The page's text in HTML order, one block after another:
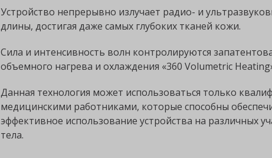
Устройство непрерывно излучает радио- и
длины, достигая даже самых глубоких тканей кожи.
Сила и интенсивность волн контролируются
объемного нагрева и охлаждения «360 Volumetric
Данная технология может использоваться только
медицинскими работниками, которые способны
эффективное использование устройства на различных
тела.